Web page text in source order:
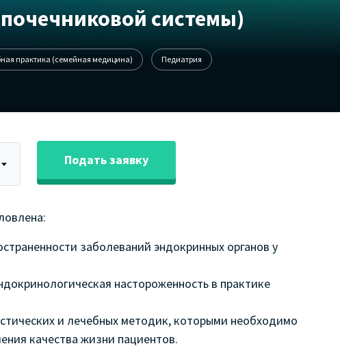
системы)
практика (семейная медицина)
Педиатрия
Подать заявку
заболеваний эндокринных органов у
настороженность в практике
и лечебных методик, которыми необходимо
качества жизни пациентов.